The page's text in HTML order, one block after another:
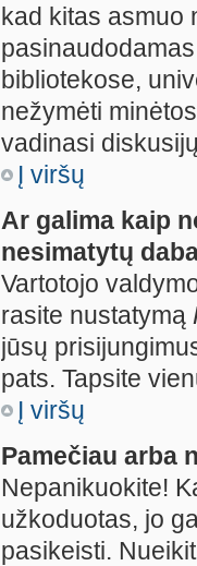
kad kitas asmuo
bibliotekose,
nežymėti
vadinasi
Į viršų
Ar galima kaip
nesimatytų
Vartotojo
rasite nustatymą
jūsų
pats. Tapsite
Į viršų
Pamečiau arba
Nepanikuokite!
užkoduotas, jo
pasikeisti.